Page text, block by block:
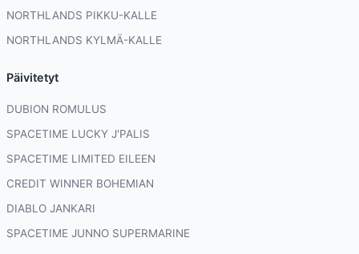
NORTHLANDS PIKKU-KALLE
NORTHLANDS KYLMÄ-KALLE
Päivitetyt
DUBION ROMULUS
SPACETIME LUCKY J'PALIS
SPACETIME LIMITED EILEEN
CREDIT WINNER BOHEMIAN
DIABLO JANKARI
SPACETIME JUNNO SUPERMARINE